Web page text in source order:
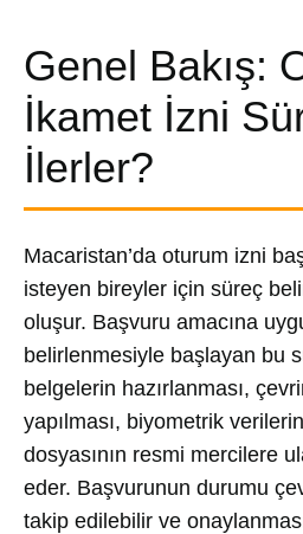
Genel Bakış:
İkamet İzni
İlerler?
Macaristan’da oturum izni
isteyen bireyler için süreç
oluşur. Başvuru amacına
belirlenmesiyle başlayan bu
belgelerin hazırlanması,
yapılması, biyometrik
dosyasının resmi mercilere
eder. Başvurunun durumu
takip edilebilir ve